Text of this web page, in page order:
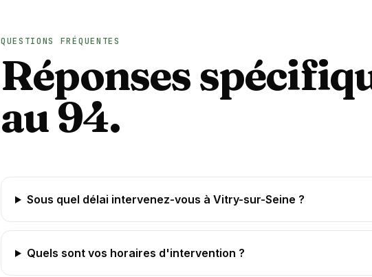
QUESTIONS FRÉQUENTES
Réponses
au 94.
Sous quel délai intervenez-vous à Vitry-sur-Seine ?
Quels sont vos horaires d'intervention ?